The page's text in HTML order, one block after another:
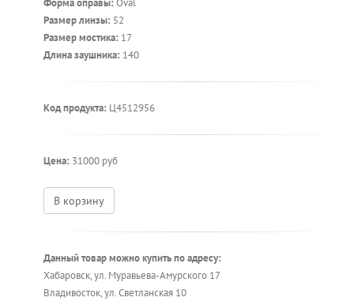
Форма оправы: Oval
Размер линзы: 52
Размер мостика: 17
Длина заушника: 140
Код продукта: Ц4512956
Цена: 31000 руб
В корзину
Данный товар можно купить по адресу:
Хабаровск, ул. Муравьева-Амурского 17
Владивосток, ул. Светланская 10